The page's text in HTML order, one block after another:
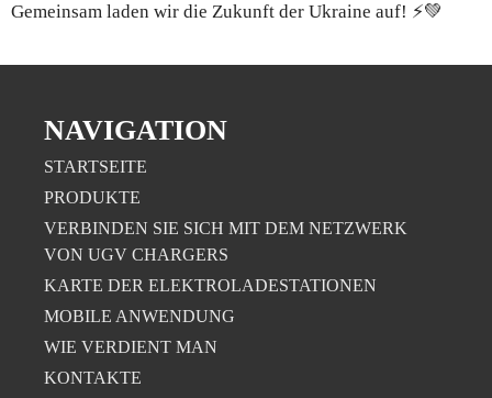
Gemeinsam laden wir die Zukunft der Ukraine auf! ⚡💚
NAVIGATION
STARTSEITE
PRODUKTE
VERBINDEN SIE SICH MIT DEM NETZWERK
VON UGV CHARGERS
KARTE DER ELEKTROLADESTATIONEN
MOBILE ANWENDUNG
WIE VERDIENT MAN
KONTAKTE